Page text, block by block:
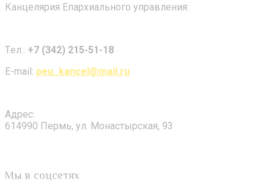
Канцелярия Епархиального управления:
Tел.: +7 (342) 215-51-18
E-mail: peu_kancel@mail.ru
Адрес:
614990 Пермь, ул. Монастырская, 93
Мы в соцсетях